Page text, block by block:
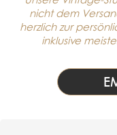
nicht dem
herzlich zur
inklusive